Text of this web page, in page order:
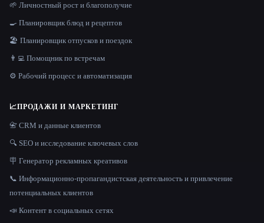
🌱 Личностный рост и благополучие
🍳 Планировщик блюд и рецептов
🏖 Планировщик отпусков и поездок
👨‍💻 Помощник по встречам
⚙️ Рабочий процесс и автоматизация
📈ПРОДАЖИ И МАРКЕТИНГ
📇 CRM и данные клиентов
🔍 SEO и исследование ключевых слов
🪧 Генератор рекламных креативов
📞 Информационно-пропагандистская деятельность и привлечение
потенциальных клиентов
📣 Контент в социальных сетях